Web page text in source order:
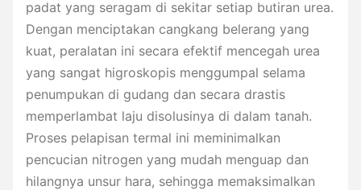
padat yang seragam di sekitar setiap butiran urea.
Dengan menciptakan cangkang belerang yang
kuat, peralatan ini secara efektif mencegah urea
yang sangat higroskopis menggumpal selama
penumpukan di gudang dan secara drastis
memperlambat laju disolusinya di dalam tanah.
Proses pelapisan termal ini meminimalkan
pencucian nitrogen yang mudah menguap dan
hilangnya unsur hara, sehingga memaksimalkan